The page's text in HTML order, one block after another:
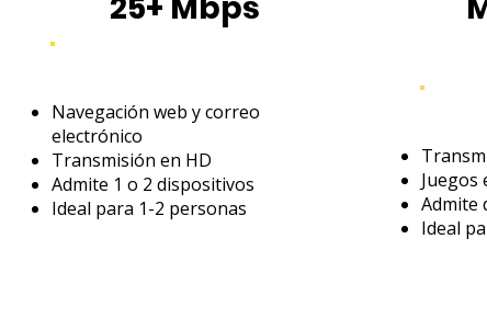
Navegación web y correo
electrónico
Transmisión en HD
Admite 1 o 2 dispositivos
Ideal para 1-2 personas
Juegos
Admite
Ideal